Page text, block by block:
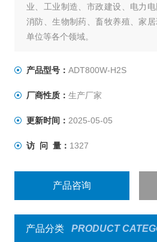
业、工业制造、市政建设、电力电
消防、生物制药、畜牧养殖、家
单位等各个领域。
产品型号： ADT800W-H2S
厂商性质： 生产厂家
更新时间： 2025-05-05
访 问 量： 1327
产品咨询
产品分类 PRODUCT